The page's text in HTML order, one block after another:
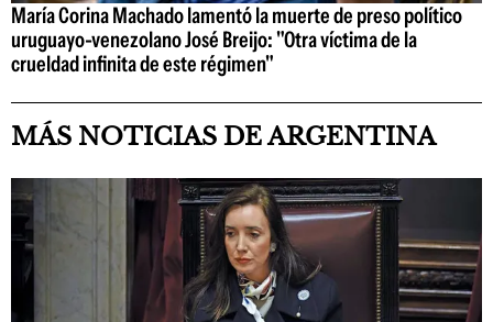
María Corina Machado lamentó la muerte de preso político
uruguayo-venezolano José Breijo: "Otra víctima de la
crueldad infinita de este régimen"
MÁS NOTICIAS DE ARGENTINA